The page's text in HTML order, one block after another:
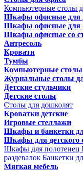
Компьютерные столы
Шкафы офисные для
Шкафы офисные для
Шкафы офисные со
Антресоль
Кровати
Тумбы
Компьютерные столы
Журнальные столы
Детские стульчики
Детские столы
Столы для дошколят
Кроватки детские
Игровые стеллажи
Шкафы и банкетки
Шкафы для детского
Шкафы для полотенец
раздевалок Банкетки
Мягкая мебель